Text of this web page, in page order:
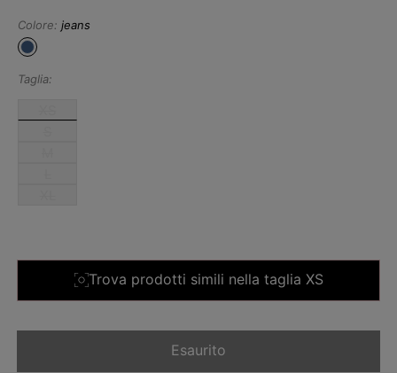
Colore: jeans
Taglia:
Trova prodotti simili nella taglia XS
Esaurito